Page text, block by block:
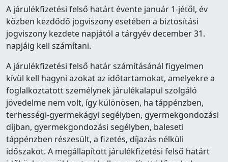
A járulékfizetési felső határt évente január 1-jétől, év
közben kezdődő jogviszony esetében a biztosítási
jogviszony kezdete napjától a tárgyév december 31.
napjáig kell számítani.
A járulékfizetési felső határ számításánál figyelmen
kívül kell hagyni azokat az időtartamokat, amelyekre a
foglalkoztatott személynek járulékalapul szolgáló
jövedelme nem volt, így különösen, ha táppénzben,
terhességi-gyermekágyi segélyben, gyermekgondozási
díjban, gyermekgondozási segélyben, baleseti
táppénzben részesült, a fizetés, díjazás nélküli
időszakot. A megállapított járulékfizetési felső határt